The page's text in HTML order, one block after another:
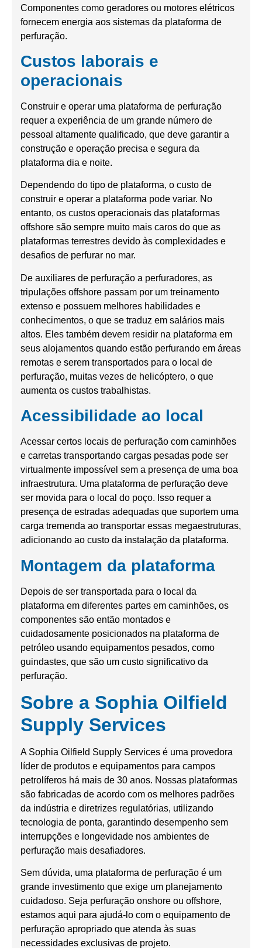
Componentes como geradores ou motores elétricos
fornecem energia aos sistemas da plataforma de
perfuração.
Custos laborais e
operacionais
Construir e operar uma plataforma de perfuração
requer a experiência de um grande número de
pessoal altamente qualificado, que deve garantir a
construção e operação precisa e segura da
plataforma dia e noite.
Dependendo do tipo de plataforma, o custo de
construir e operar a plataforma pode variar. No
entanto, os custos operacionais das plataformas
offshore são sempre muito mais caros do que as
plataformas terrestres devido às complexidades e
desafios de perfurar no mar.
De auxiliares de perfuração a perfuradores, as
tripulações offshore passam por um treinamento
extenso e possuem melhores habilidades e
conhecimentos, o que se traduz em salários mais
altos. Eles também devem residir na plataforma em
seus alojamentos quando estão perfurando em áreas
remotas e serem transportados para o local de
perfuração, muitas vezes de helicóptero, o que
aumenta os custos trabalhistas.
Acessibilidade ao local
Acessar certos locais de perfuração com caminhões
e carretas transportando cargas pesadas pode ser
virtualmente impossível sem a presença de uma boa
infraestrutura. Uma plataforma de perfuração deve
ser movida para o local do poço. Isso requer a
presença de estradas adequadas que suportem uma
carga tremenda ao transportar essas megaestruturas,
adicionando ao custo da instalação da plataforma.
Montagem da plataforma
Depois de ser transportada para o local da
plataforma em diferentes partes em caminhões, os
componentes são então montados e
cuidadosamente posicionados na plataforma de
petróleo usando equipamentos pesados, como
guindastes, que são um custo significativo da
perfuração.
Sobre a Sophia Oilfield
Supply Services
A Sophia Oilfield Supply Services é uma provedora
líder de produtos e equipamentos para campos
petrolíferos há mais de 30 anos. Nossas plataformas
são fabricadas de acordo com os melhores padrões
da indústria e diretrizes regulatórias, utilizando
tecnologia de ponta, garantindo desempenho sem
interrupções e longevidade nos ambientes de
perfuração mais desafiadores.
Sem dúvida, uma plataforma de perfuração é um
grande investimento que exige um planejamento
cuidadoso. Seja perfuração onshore ou offshore,
estamos aqui para ajudá-lo com o equipamento de
perfuração apropriado que atenda às suas
necessidades exclusivas de projeto.